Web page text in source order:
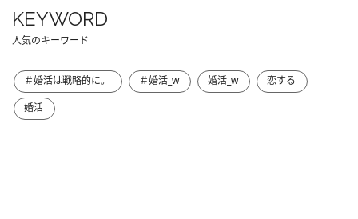
KEYWORD
人気のキーワード
＃婚活は戦略的に。 ＃婚活_w 婚活_w
恋する
婚活